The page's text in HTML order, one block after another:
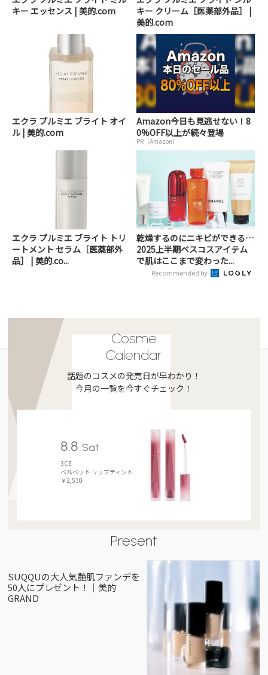
キー エッセンス | 美的.com
キー クリーム［医薬部外品］ |
美的.com
エクラ プルミエ ブライト オイ
ル | 美的.com
Amazon今日も見逃せない！8
0%OFF以上が続々登場
PR（Amazon）
エクラ プルミエ ブライト トリ
ートメント セラム［医薬部外
品］ | 美的.co...
乾燥するのにニキビができる…
2025上半期ベスコスアイテム
で肌はここまで変わった...
Recommended by
Cosme
Calendar
話題のコスメの発売日が早わかり！
今月の一覧を今すぐチェック！
8.8 Sat
3CE
ベルベット リップティント
￥2,530
Present
SUQQUの大人気艶肌ファンデを
50人にプレゼント！｜美的
GRAND